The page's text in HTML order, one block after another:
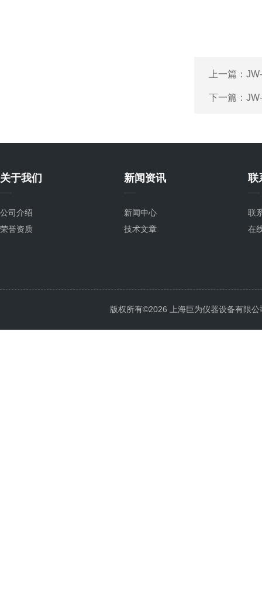
上一篇：
下一篇：
关于我们
公司介绍
荣誉资质
新闻资讯
新闻中心
技术文章
联
联
在
版权所有©2026 上海巨为仪器设备有限